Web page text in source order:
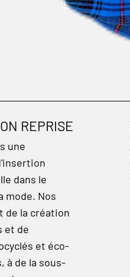
REPRISE
une
dans le
mode. Nos
de la création
et de
et éco-
à de la sous-